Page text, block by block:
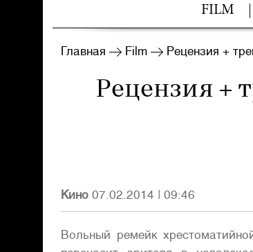
FILM
Главная Film Рецензия +
Рецензия +
Кино 07.02.2014 09:46
Вольный ремейк